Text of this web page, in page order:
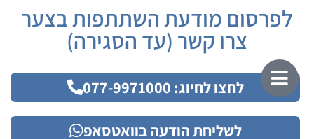
לפרסום מודעת השתתפות בצער
צרו קשר (עד הסגירה)
לחצו לחיוג: 077-9971000
לשליחת הודעה בוואטסאפ